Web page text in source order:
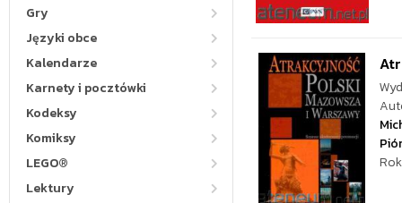
Gry
Języki obce
Kalendarze
Karnety i pocztówki
Kodeksy
Komiksy
LEGO®
Lektury